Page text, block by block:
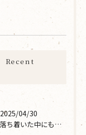
Recent
2025/04/30
【落ち着いた中にも華やかな雰囲気を】大分市で畳の表替えなら 張替本舗 金沢屋 坂ノ市店へ